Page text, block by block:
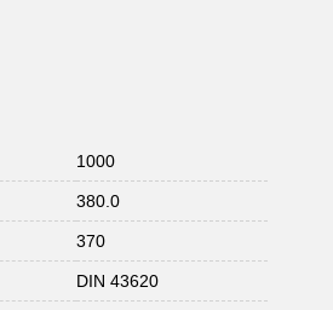
1000
380.0
370
DIN 43620